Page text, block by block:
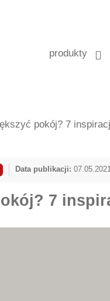
produkty
pokój? 7
Data publikacji:
7